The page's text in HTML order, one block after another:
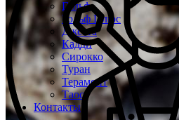
Гольф
Гольф Плюс
Джетта
Кадди
Сирокко
Туран
Терамонт
Таос
Контакты